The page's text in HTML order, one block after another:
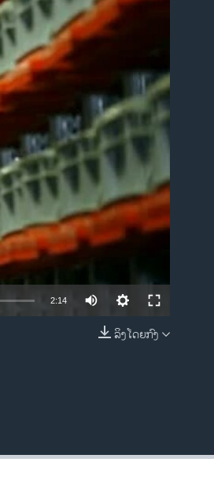
EMBED
2:14
ລິງໂດຍກົງ